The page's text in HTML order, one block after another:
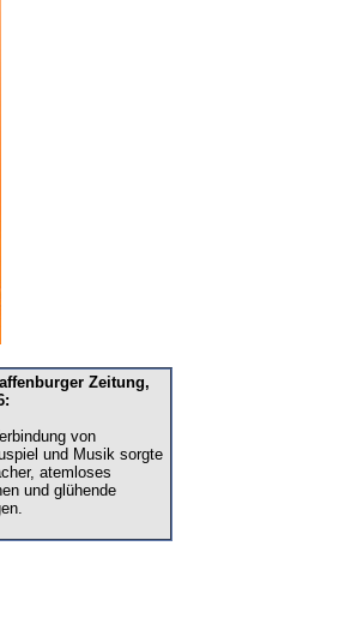
Zeitung,
von
und Musik sorgte
atemloses
und glühende